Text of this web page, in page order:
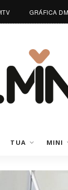
GRÁFICA DM
TUA MINI